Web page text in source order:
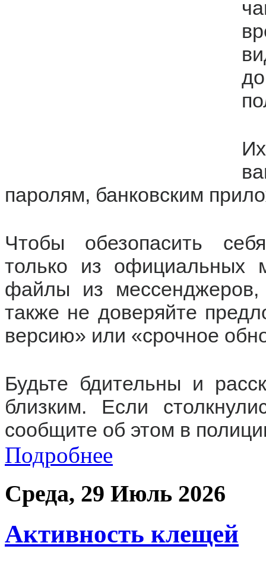
паролям, банковским
Чтобы обезопасить
только из официальных
файлы из
также не доверяйте
версию» или «срочное
Будьте бдительны и
близким. Если
сообщите об этом в
Подробнее
Среда, 29 Июль 2026
Активность клещей